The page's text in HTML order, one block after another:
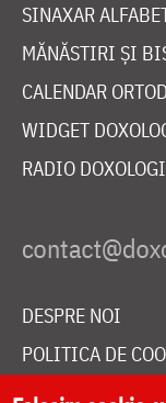
SINAXAR
MĂNĂSTIRI ȘI
CALENDAR
WIDGET
RADIO
DESPRE NOI
POLITICA DE
DONEAZĂ